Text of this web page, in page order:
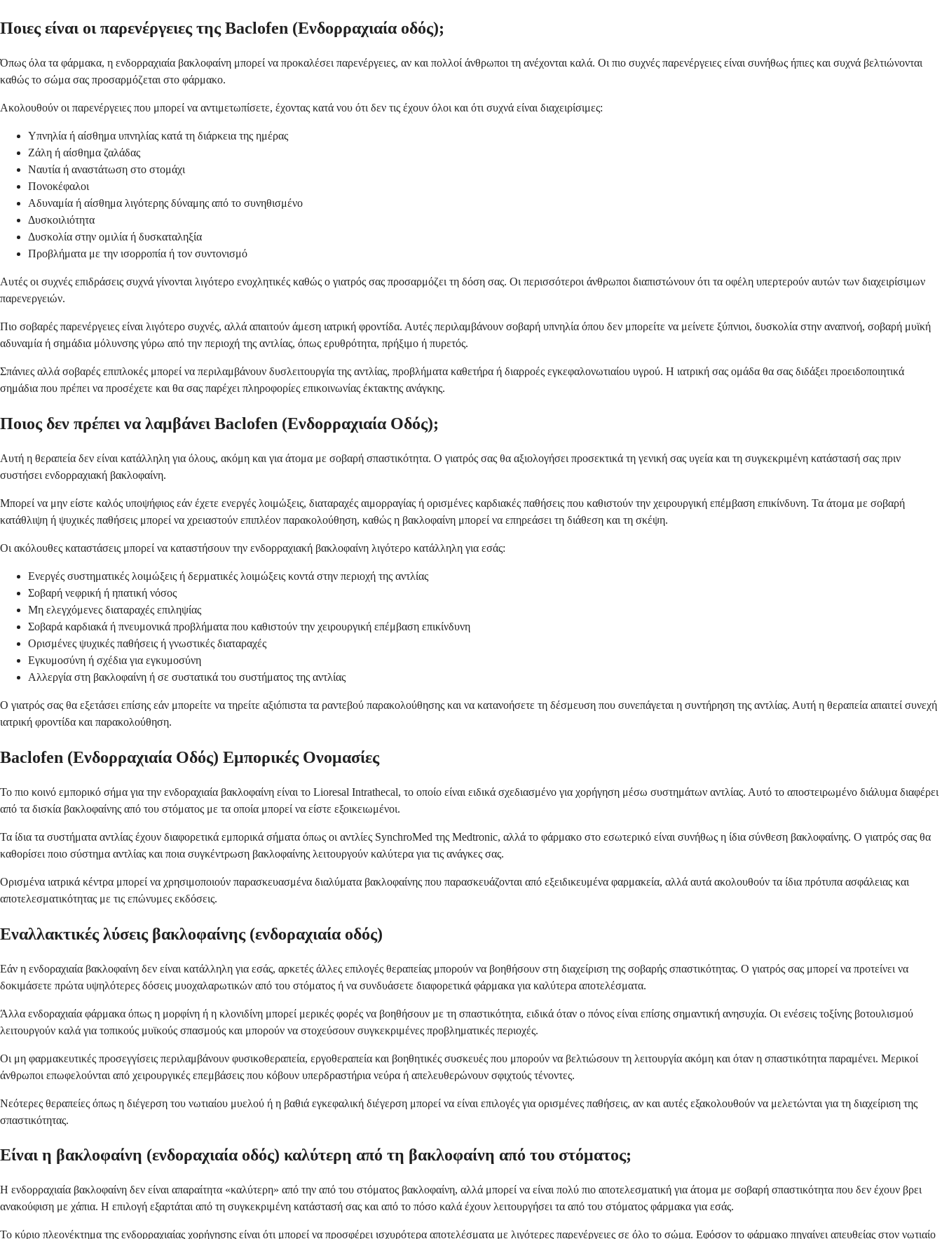
Ποιες είναι οι παρενέργειες της Baclofen (Ενδορραχιαία οδός);
Όπως όλα τα φάρμακα, η ενδορραχιαία βακλοφαίνη μπορεί να προκαλέσει παρενέργειες, αν και πολλοί άνθρωποι τη ανέχονται καλά. Οι πιο συχνές παρενέργειες είναι συνήθως ήπιες και συχνά βελτιώνονται
καθώς το σώμα σας προσαρμόζεται στο φάρμακο.
Ακολουθούν οι παρενέργειες που μπορεί να αντιμετωπίσετε, έχοντας κατά νου ότι δεν τις έχουν όλοι και ότι συχνά είναι διαχειρίσιμες:
Υπνηλία ή αίσθημα υπνηλίας κατά τη διάρκεια της ημέρας
Ζάλη ή αίσθημα ζαλάδας
Ναυτία ή αναστάτωση στο στομάχι
Πονοκέφαλοι
Αδυναμία ή αίσθημα λιγότερης δύναμης από το συνηθισμένο
Δυσκοιλιότητα
Δυσκολία στην ομιλία ή δυσκαταληξία
Προβλήματα με την ισορροπία ή τον συντονισμό
Αυτές οι συχνές επιδράσεις συχνά γίνονται λιγότερο ενοχλητικές καθώς ο γιατρός σας προσαρμόζει τη δόση σας. Οι περισσότεροι άνθρωποι διαπιστώνουν ότι τα οφέλη υπερτερούν αυτών των διαχειρίσιμων
παρενεργειών.
Πιο σοβαρές παρενέργειες είναι λιγότερο συχνές, αλλά απαιτούν άμεση ιατρική φροντίδα. Αυτές περιλαμβάνουν σοβαρή υπνηλία όπου δεν μπορείτε να μείνετε ξύπνιοι, δυσκολία στην αναπνοή, σοβαρή μυϊκή
αδυναμία ή σημάδια μόλυνσης γύρω από την περιοχή της αντλίας, όπως ερυθρότητα, πρήξιμο ή πυρετός.
Σπάνιες αλλά σοβαρές επιπλοκές μπορεί να περιλαμβάνουν δυσλειτουργία της αντλίας, προβλήματα καθετήρα ή διαρροές εγκεφαλονωτιαίου υγρού. Η ιατρική σας ομάδα θα σας διδάξει προειδοποιητικά
σημάδια που πρέπει να προσέχετε και θα σας παρέχει πληροφορίες επικοινωνίας έκτακτης ανάγκης.
Ποιος δεν πρέπει να λαμβάνει Baclofen (Ενδορραχιαία Οδός);
Αυτή η θεραπεία δεν είναι κατάλληλη για όλους, ακόμη και για άτομα με σοβαρή σπαστικότητα. Ο γιατρός σας θα αξιολογήσει προσεκτικά τη γενική σας υγεία και τη συγκεκριμένη κατάστασή σας πριν
συστήσει ενδορραχιακή βακλοφαίνη.
Μπορεί να μην είστε καλός υποψήφιος εάν έχετε ενεργές λοιμώξεις, διαταραχές αιμορραγίας ή ορισμένες καρδιακές παθήσεις που καθιστούν την χειρουργική επέμβαση επικίνδυνη. Τα άτομα με σοβαρή
κατάθλιψη ή ψυχικές παθήσεις μπορεί να χρειαστούν επιπλέον παρακολούθηση, καθώς η βακλοφαίνη μπορεί να επηρεάσει τη διάθεση και τη σκέψη.
Οι ακόλουθες καταστάσεις μπορεί να καταστήσουν την ενδορραχιακή βακλοφαίνη λιγότερο κατάλληλη για εσάς:
Ενεργές συστηματικές λοιμώξεις ή δερματικές λοιμώξεις κοντά στην περιοχή της αντλίας
Σοβαρή νεφρική ή ηπατική νόσος
Μη ελεγχόμενες διαταραχές επιληψίας
Σοβαρά καρδιακά ή πνευμονικά προβλήματα που καθιστούν την χειρουργική επέμβαση επικίνδυνη
Ορισμένες ψυχικές παθήσεις ή γνωστικές διαταραχές
Εγκυμοσύνη ή σχέδια για εγκυμοσύνη
Αλλεργία στη βακλοφαίνη ή σε συστατικά του συστήματος της αντλίας
Ο γιατρός σας θα εξετάσει επίσης εάν μπορείτε να τηρείτε αξιόπιστα τα ραντεβού παρακολούθησης και να κατανοήσετε τη δέσμευση που συνεπάγεται η συντήρηση της αντλίας. Αυτή η θεραπεία απαιτεί συνεχή
ιατρική φροντίδα και παρακολούθηση.
Baclofen (Ενδορραχιαία Οδός) Εμπορικές Ονομασίες
Το πιο κοινό εμπορικό σήμα για την ενδοραχιαία βακλοφαίνη είναι το Lioresal Intrathecal, το οποίο είναι ειδικά σχεδιασμένο για χορήγηση μέσω συστημάτων αντλίας. Αυτό το αποστειρωμένο διάλυμα διαφέρει
από τα δισκία βακλοφαίνης από του στόματος με τα οποία μπορεί να είστε εξοικειωμένοι.
Τα ίδια τα συστήματα αντλίας έχουν διαφορετικά εμπορικά σήματα όπως οι αντλίες SynchroMed της Medtronic, αλλά το φάρμακο στο εσωτερικό είναι συνήθως η ίδια σύνθεση βακλοφαίνης. Ο γιατρός σας θα
καθορίσει ποιο σύστημα αντλίας και ποια συγκέντρωση βακλοφαίνης λειτουργούν καλύτερα για τις ανάγκες σας.
Ορισμένα ιατρικά κέντρα μπορεί να χρησιμοποιούν παρασκευασμένα διαλύματα βακλοφαίνης που παρασκευάζονται από εξειδικευμένα φαρμακεία, αλλά αυτά ακολουθούν τα ίδια πρότυπα ασφάλειας και
αποτελεσματικότητας με τις επώνυμες εκδόσεις.
Εναλλακτικές λύσεις βακλοφαίνης (ενδοραχιαία οδός)
Εάν η ενδοραχιαία βακλοφαίνη δεν είναι κατάλληλη για εσάς, αρκετές άλλες επιλογές θεραπείας μπορούν να βοηθήσουν στη διαχείριση της σοβαρής σπαστικότητας. Ο γιατρός σας μπορεί να προτείνει να
δοκιμάσετε πρώτα υψηλότερες δόσεις μυοχαλαρωτικών από του στόματος ή να συνδυάσετε διαφορετικά φάρμακα για καλύτερα αποτελέσματα.
Άλλα ενδοραχιαία φάρμακα όπως η μορφίνη ή η κλονιδίνη μπορεί μερικές φορές να βοηθήσουν με τη σπαστικότητα, ειδικά όταν ο πόνος είναι επίσης σημαντική ανησυχία. Οι ενέσεις τοξίνης βοτουλισμού
λειτουργούν καλά για τοπικούς μυϊκούς σπασμούς και μπορούν να στοχεύσουν συγκεκριμένες προβληματικές περιοχές.
Οι μη φαρμακευτικές προσεγγίσεις περιλαμβάνουν φυσικοθεραπεία, εργοθεραπεία και βοηθητικές συσκευές που μπορούν να βελτιώσουν τη λειτουργία ακόμη και όταν η σπαστικότητα παραμένει. Μερικοί
άνθρωποι επωφελούνται από χειρουργικές επεμβάσεις που κόβουν υπερδραστήρια νεύρα ή απελευθερώνουν σφιχτούς τένοντες.
Νεότερες θεραπείες όπως η διέγερση του νωτιαίου μυελού ή η βαθιά εγκεφαλική διέγερση μπορεί να είναι επιλογές για ορισμένες παθήσεις, αν και αυτές εξακολουθούν να μελετώνται για τη διαχείριση της
σπαστικότητας.
Είναι η βακλοφαίνη (ενδοραχιαία οδός) καλύτερη από τη βακλοφαίνη από του στόματος;
Η ενδορραχιαία βακλοφαίνη δεν είναι απαραίτητα «καλύτερη» από την από του στόματος βακλοφαίνη, αλλά μπορεί να είναι πολύ πιο αποτελεσματική για άτομα με σοβαρή σπαστικότητα που δεν έχουν βρει
ανακούφιση με χάπια. Η επιλογή εξαρτάται από τη συγκεκριμένη κατάστασή σας και από το πόσο καλά έχουν λειτουργήσει τα από του στόματος φάρμακα για εσάς.
Το κύριο πλεονέκτημα της ενδορραχιαίας χορήγησης είναι ότι μπορεί να προσφέρει ισχυρότερα αποτελέσματα με λιγότερες παρενέργειες σε όλο το σώμα. Εφόσον το φάρμακο πηγαίνει απευθείας στον νωτιαίο